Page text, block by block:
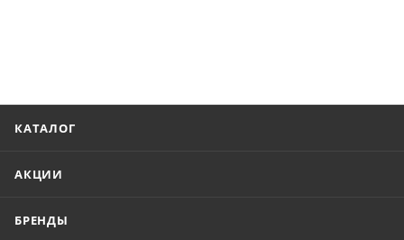
КАТАЛОГ
АКЦИИ
БРЕНДЫ